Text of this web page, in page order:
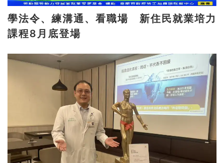
學法令、練溝通、看職場 新住民就業培力
課程8月底登場